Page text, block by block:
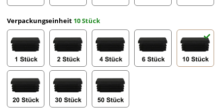
Verpackungseinheit 10 Stück
1 Stück 2 Stück 4 Stück